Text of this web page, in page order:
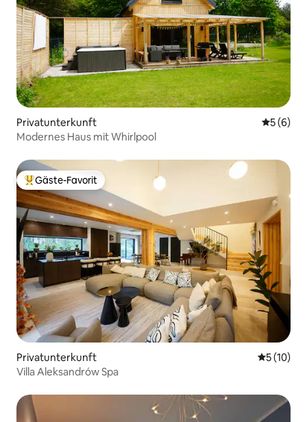
Privatunterkunft
5 (6)
Modernes Haus mit Whirlpool
Beliebter Gäste-Favorit.
Gäste-Favorit
Privatunterkunft
5 (10)
Villa Aleksandrów Spa